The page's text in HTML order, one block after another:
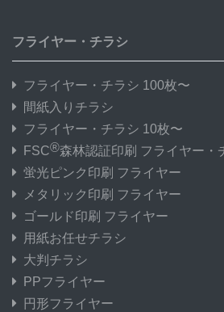
フライヤー・チラシ
フライヤー・チラシ 100枚〜
間紙入りチラシ
フライヤー・チラシ 10枚〜
FSC®森林認証印刷 フライヤー・
蛍光ピンク印刷 フライヤー
メタリック印刷 フライヤー
ゴールド印刷 フライヤー
用紙お任せチラシ
大判チラシ
PPフライヤー
円形フライヤー